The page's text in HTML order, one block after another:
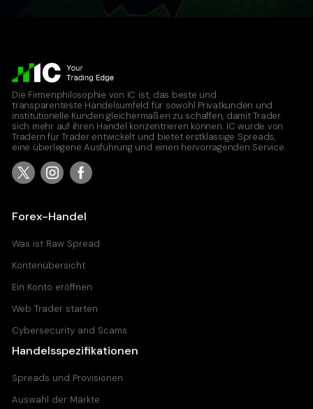
0.8
Raw Spread Account
USDJPY
United States Dollar vs Japanese Yen
0
0.8
Die Firmenphilosophie von IC ist, das beste und
transparenteste Handelsumfeld für sowohl Privatkunden und
institutionelle Kunden gleichermaßen zu schaffen, damit Trader
sich mehr auf ihren Handel konzentrieren können. IC wurde von
Tradern für Trader entwickelt und bietet erstklassige Spreads,
eine überlegene Ausführung und einen hervorragenden Service.
Forex-Handel
Was ist Raw Spread
Kontenübersicht
Ein Konto eröffnen
Web Trader starten
Cybersecurity and Scams
Handelsspezifikationen
Spreads und Provisionen
Auswahl der Märkte